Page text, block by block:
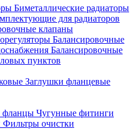
Биметаллические радиаторы
для радиаторов
клапаны
Балансировочные
Балансировочные
пунктов
Заглушки фланцевые
фланцы Чугунные фитинги
Фильтры очистки